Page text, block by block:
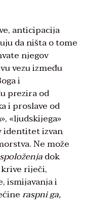
anticipacija
da ništa o tome
njegov
vezu između
i
prezira od
i proslave od
«ljudskijega»
identitet izvan
Ne može
dok
riječi,
ismijavanja i
raspni ga,